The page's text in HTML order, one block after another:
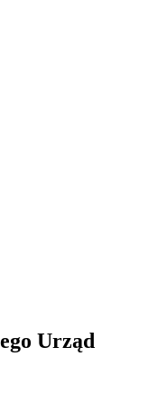
Urząd